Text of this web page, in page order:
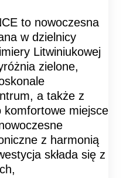
to nowoczesna
w dzielnicy
Litwiniukowej
zielone,
a także z
komfortowe miejsce
z harmonią
składa się z